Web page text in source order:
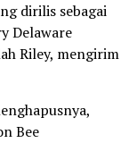
dirilis sebagai
Delaware
Riley, mengirim
Bee